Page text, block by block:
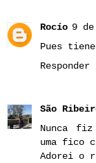
Rocío 9
Pues
Responder
São
Nunca fiz
uma fico
Adorei o